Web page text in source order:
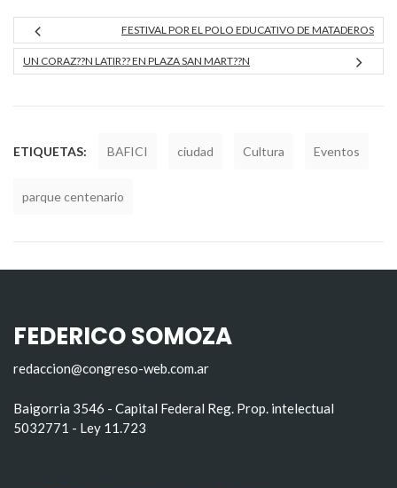
FESTIVAL POR EL POLO EDUCATIVO DE MATADEROS
UN CORAZ??N LATIR?? EN PLAZA SAN MART??N
ETIQUETAS: BAFICI ciudad Cultura Eventos
parque centenario
FEDERICO SOMOZA
redaccion@congreso-web.com.ar
Baigorria 3546 - Capital Federal Reg. Prop. intelectual
5032771 - Ley 11.723